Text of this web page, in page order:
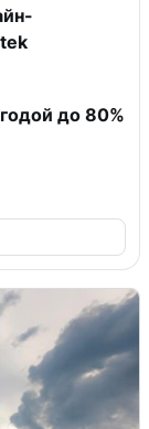
до 80%